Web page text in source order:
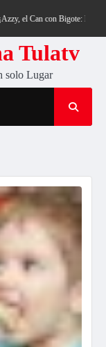
el Can con Bigote: La
Tulatv
solo Lugar